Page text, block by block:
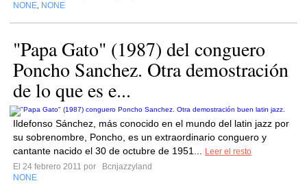
NONE NONE
"Papa Gato" (1987) del conguero
Poncho Sanchez. Otra demostración
de lo que es e...
Ildefonso Sánchez, más conocido en el mundo del latin jazz por
su sobrenombre, Poncho, es un extraordinario conguero y
cantante nacido el 30 de octubre de 1951...
Leer el resto
El 24 febrero 2011 por
Bcnjazzyland
NONE